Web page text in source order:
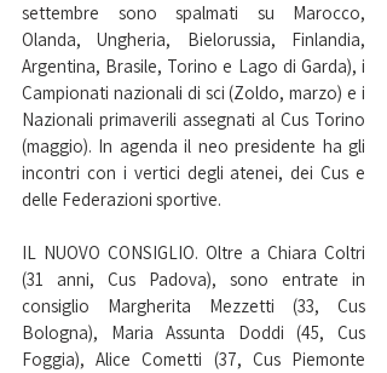
settembre sono spalmati su Marocco,
Olanda, Ungheria, Bielorussia, Finlandia,
Argentina, Brasile, Torino e Lago di Garda), i
Campionati nazionali di sci (Zoldo, marzo) e i
Nazionali primaverili assegnati al Cus Torino
(maggio). In agenda il neo presidente ha gli
incontri con i vertici degli atenei, dei Cus e
delle Federazioni sportive.
IL NUOVO CONSIGLIO. Oltre a Chiara Coltri
(31 anni, Cus Padova), sono entrate in
consiglio Margherita Mezzetti (33, Cus
Bologna), Maria Assunta Doddi (45, Cus
Foggia), Alice Cometti (37, Cus Piemonte